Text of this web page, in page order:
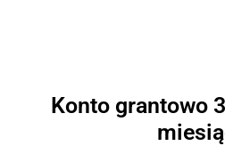
Konto grantowo